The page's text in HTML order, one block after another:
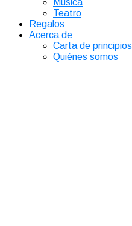
Música
Teatro
Regalos
Acerca de
Carta de principios
Quiénes somos